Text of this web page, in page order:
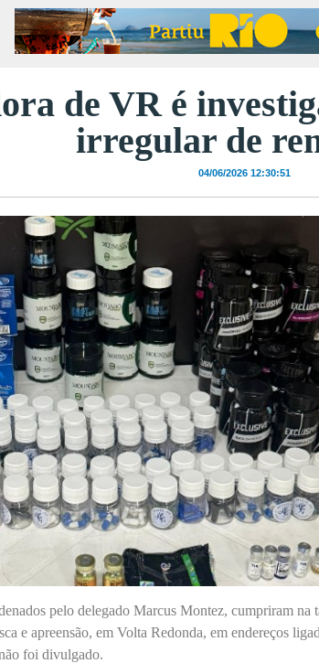
de VR é
irregular de
04/06/2026 12:30:51
pelo delegado Marcus Montez, cumpriram na
e apreensão, em Volta Redonda, em endereços
foi divulgado.